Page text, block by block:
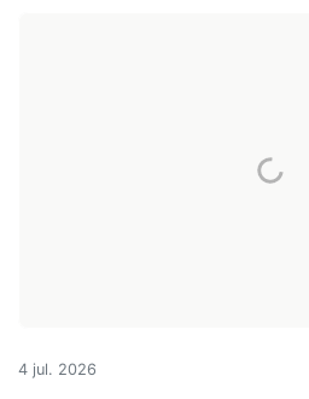
4 jul. 2026